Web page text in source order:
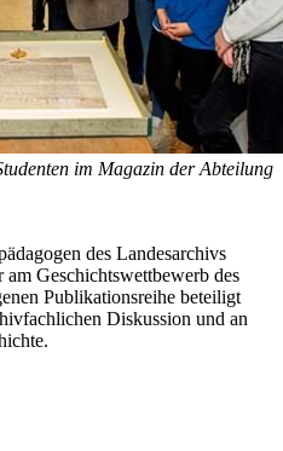
im Magazin der Abteilung
des Landesarchivs
Geschichtswettbewerb des
Publikationsreihe beteiligt
Diskussion und an